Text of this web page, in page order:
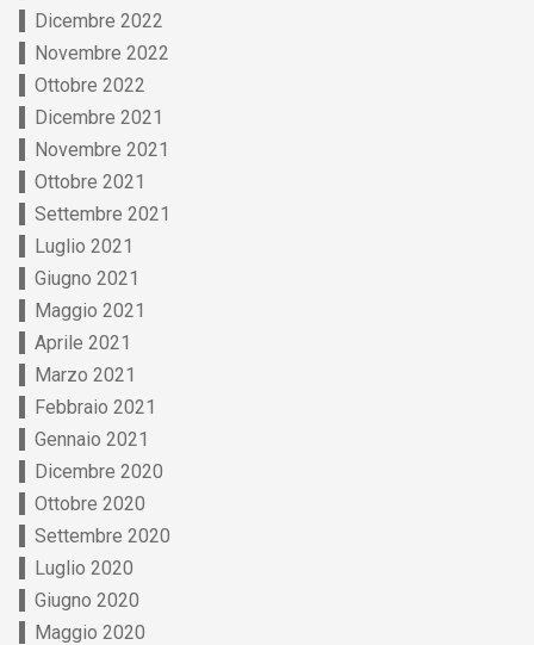
Dicembre 2022
Novembre 2022
Ottobre 2022
Dicembre 2021
Novembre 2021
Ottobre 2021
Settembre 2021
Luglio 2021
Giugno 2021
Maggio 2021
Aprile 2021
Marzo 2021
Febbraio 2021
Gennaio 2021
Dicembre 2020
Ottobre 2020
Settembre 2020
Luglio 2020
Giugno 2020
Maggio 2020